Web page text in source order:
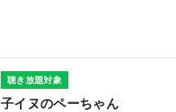
聴き放題対象
子イヌのペーちゃん